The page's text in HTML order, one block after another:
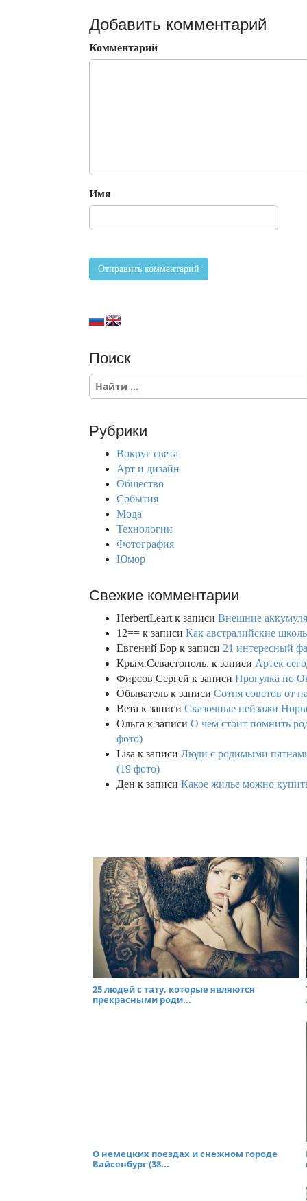
Добавить комментарий
Комментарий
Имя
Поиск
S
e
c
Рубрики
Вокруг света
Арт и дизайн
Общество
События
Мода
Технологии
Фотография
Юмор
Свежие комментарии
HerbertLeart к записи Внешние
12== к записи Как австралийские
Евгений Бор к записи 21 интересный
Крым.Севастополь. к записи Артек
Фирсов Сергей к записи Прогулка по
Обыватель к записи Сотня советов от
Вета к записи Сказочные пейзажи
Ольга к записи О чем стоит помнить
фото)
Lisa к записи Люди с родимыми
(19 фото)
Ден к записи Какое жилье можно
25 людей с тату, которые являются
прекрасными роди...
О немецких поездах и снежном городе
Вайсенбург (38...